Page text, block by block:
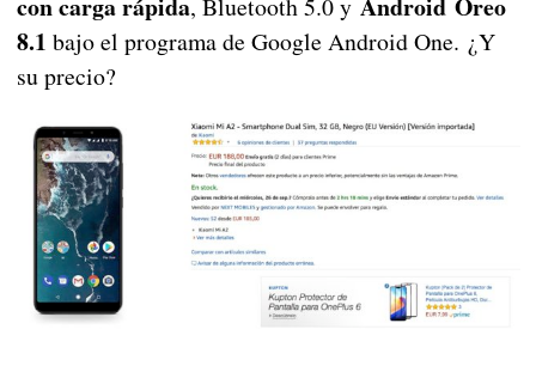
con carga rápida, Bluetooth 5.0 y Android Oreo
8.1 bajo el programa de Google Android One. ¿Y
su precio?